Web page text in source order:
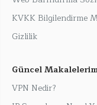
KVKK Bilgilendirme
Gizlilik
Güncel
VPN Nedir?